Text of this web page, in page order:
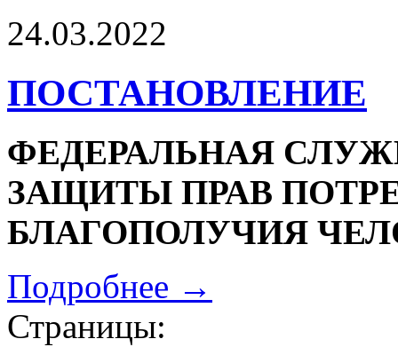
24.03.2022
ПОСТАНОВЛЕНИЕ
ФЕДЕРАЛЬНАЯ
ЗАЩИТЫ ПРАВ
БЛАГОПОЛУЧИЯ
Подробнее →
Страницы: